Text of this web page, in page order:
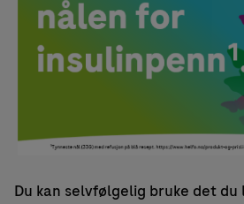
Du kan selvfølgelig bruke det